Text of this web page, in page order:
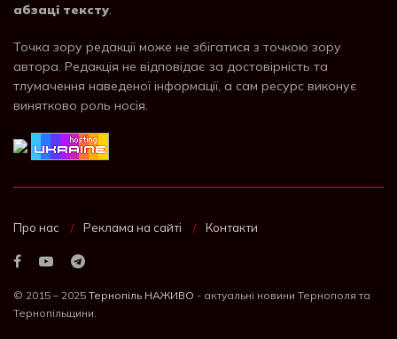
абзаці тексту
Точка зору редакції може не збігатися з точкою зору
автора. Редакція не відповідає за достовірність та
тлумачення наведеної інформації, а сам ресурс виконує
винятково роль носія.
Про нас Реклама на сайті Контакти
© 2015 – 2025 Тернопіль НАЖИВО - актуальні новини Тернополя та
Тернопільщини.